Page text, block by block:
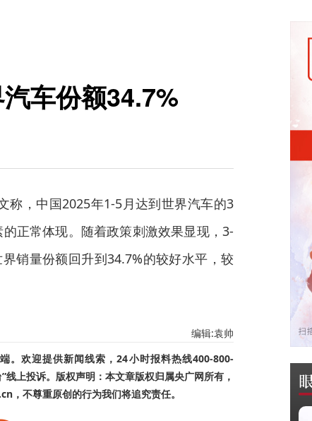
车份额34.7%
称，中国2025年1-5月达到世界汽车的3
正常体现。随着政策刺激效果显现，3-
销量份额回升到34.7%的较好水平，较
编辑:袁帅
。欢迎提供新闻线索，24小时报料热线400-800-
上投诉。版权声明：本文章版权归属央广网所有，
不尊重原创的行为我们将追究责任。